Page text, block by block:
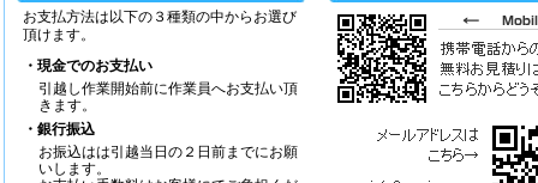
お支払方法は以下の３種類の中からお選び
頂けます。
・現金でのお支払い
引越し作業開始前に作業員へお支払い頂
きます。
・銀行振込
お振込はは引越当日の２日前までにお願
いします。